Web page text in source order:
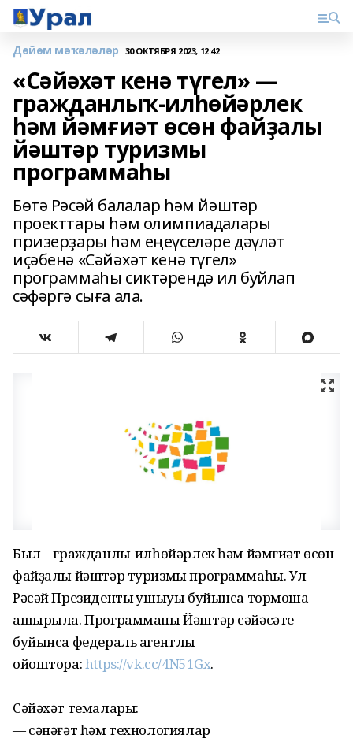
Дөйөм мәҡәләләр 30 ОКТЯБРЯ 2023, 12:42
«Сәйәхәт кенә түгел» —
гражданлыҡ-илһөйәрлек
һәм йәмғиәт өсөн файҙалы
йәштәр туризмы
программаһы
Бөтә Рәсәй балалар һәм йәштәр
проекттары һәм олимпиадалары
призерҙары һәм еңеүселәре дәүләт
иҫәбенә «Сәйәхәт кенә түгел»
программаһы сиктәрендә ил буйлап
сәфәргә сыға ала.
Был – гражданлыҡ-илһөйәрлек һәм йәмғиәт өсөн
файҙалы йәштәр туризмы программаһы. Ул
Рәсәй Президенты ҡушыуы буйынса тормошҡа
ашырыла. Программаны Йәштәр сәйәсәте
буйынса федераль агентлыҡ
ойоштора:https://vk.cc/4N51Gx.
Сәйәхәт темалары:
— сәнәғәт һәм технологиялар